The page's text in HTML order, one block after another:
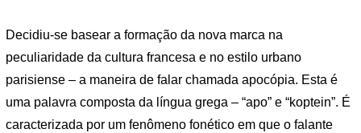
Decidiu-se basear a formação da nova marca na
peculiaridade da cultura francesa e no estilo urbano
parisiense – a maneira de falar chamada apocópia. Esta é
uma palavra composta da língua grega – “apo” e “koptein”. É
caracterizada por um fenômeno fonético em que o falante